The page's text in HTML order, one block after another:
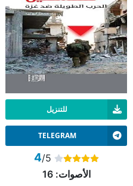
للتنزيل
TELEGRAM
4/5
الأصوات:16